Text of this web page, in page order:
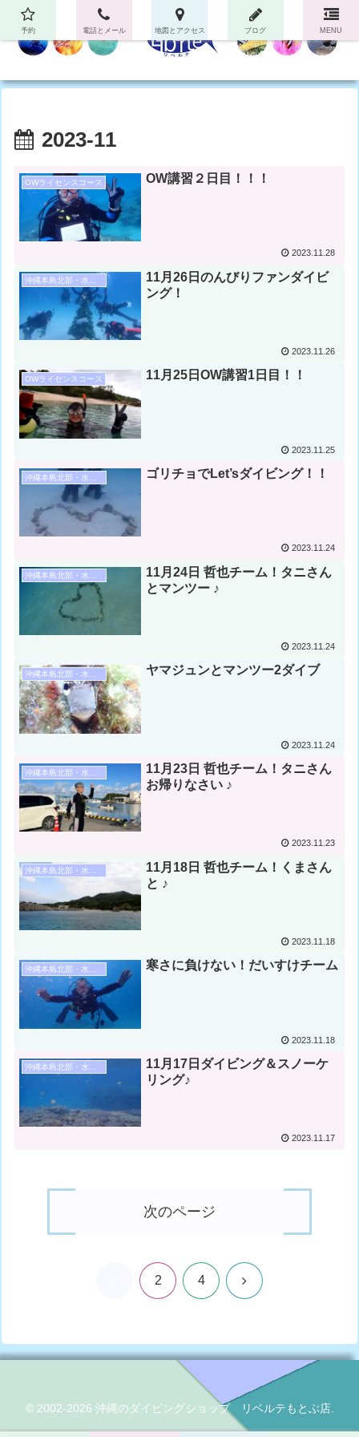
2023-11
OWライセンスコース OW講習２日目！！！
2023.11.28
沖縄本島北部・水納島・瀬底島ダイビング
11月26日のんびりファンダイビ
ング！
2023.11.26
OWライセンスコース 11月25日OW講習1日目！！
2023.11.25
ゴリチョでLet’sダイビング！！
2023.11.24
11月24日 哲也チーム！タニさん
とマンツー ♪
2023.11.24
ヤマジュンとマンツー2ダイブ
2023.11.24
11月23日 哲也チーム！タニさん
お帰りなさい ♪
2023.11.23
11月18日 哲也チーム！くまさん
と ♪
2023.11.18
寒さに負けない！だいすけチーム
2023.11.18
沖縄本島北部・水納島・瀬底島ダイビング
11月17日ダイビング＆スノーケ
リング♪
2023.11.17
次のページ
2 4 次
© 2002-2026 沖縄のダイビングショップ リベルテもとぶ店.
予約 電話とメール 地図とアクセス ブログ MENU